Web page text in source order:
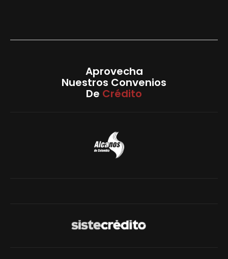
Aprovecha
Nuestros Convenios
De Crédito